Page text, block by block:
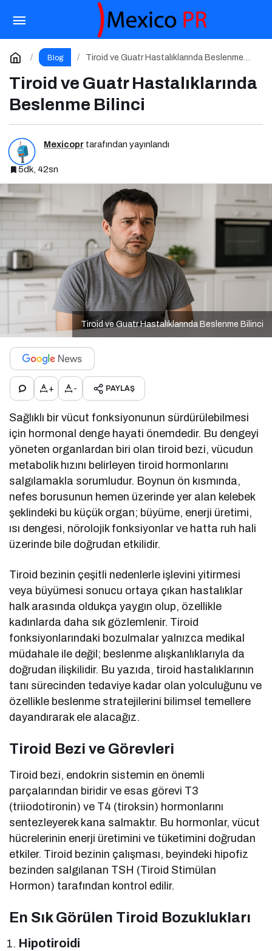
Blog
Tiroid ve Guatr Hastalıklarında Beslenme
Tiroid ve Guatr Hastalıklarında
Beslenme Bilinci
Mexicopr tarafından yayınlandı
5dk, 42sn
Tiroid ve Guatr Hastalıklarında Beslenme Bilinci
+ - PAYLAŞ
Sağlıklı bir vücut fonksiyonunun sürdürülebilmesi
için hormonal denge hayati önemdedir. Bu dengeyi
yöneten organlardan biri olan tiroid bezi, vücudun
metabolik hızını belirleyen tiroid hormonlarını
salgılamakla sorumludur. Boynun ön kısmında,
nefes borusunun hemen üzerinde yer alan kelebek
şeklindeki bu küçük organ; büyüme, enerji üretimi,
ısı dengesi, nörolojik fonksiyonlar ve hatta ruh hali
üzerinde bile doğrudan etkilidir.
Tiroid bezinin çeşitli nedenlerle işlevini yitirmesi
veya büyümesi sonucu ortaya çıkan hastalıklar
halk arasında oldukça yaygın olup, özellikle
kadınlarda daha sık gözlemlenir. Tiroid
fonksiyonlarındaki bozulmalar yalnızca medikal
müdahale ile değil; beslenme alışkanlıklarıyla da
doğrudan ilişkilidir. Bu yazıda, tiroid hastalıklarının
tanı sürecinden tedaviye kadar olan yolculuğunu ve
özellikle beslenme stratejilerini bilimsel temellere
dayandırarak ele alacağız.
Tiroid Bezi ve Görevleri
Tiroid bezi, endokrin sistemin en önemli
parçalarından biridir ve esas görevi T3
(triiodotironin) ve T4 (tiroksin) hormonlarını
sentezleyerek kana salmaktır. Bu hormonlar, vücut
hücrelerinin enerji üretimini ve tüketimini doğrudan
etkiler. Tiroid bezinin çalışması, beyindeki hipofiz
bezinden salgılanan TSH (Tiroid Stimülan
Hormon) tarafından kontrol edilir.
En Sık Görülen Tiroid Bozuklukları
Hipotiroidi
Doğum Sonrası Kilo Verme ve Beslenme
Yorum Yap